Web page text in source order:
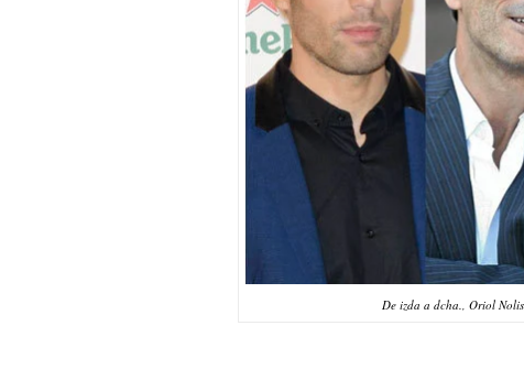
De izda a dcha., Oriol